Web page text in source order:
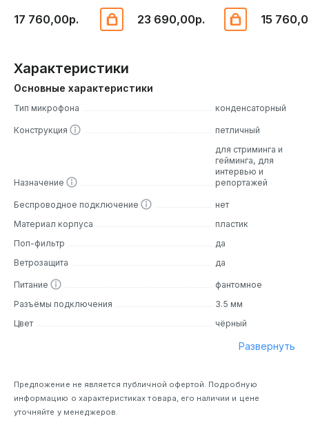
17 760,00р. 23 690,00р. 15
Характеристики
Основные характеристики
Тип микрофона конденсаторный
Конструкция петличный
Назначение
для стриминга и
гейминга, для
интервью и
репортажей
Беспроводное подключение
нет
Материал корпуса
пластик
Поп-фильтр
да
Ветрозащита
да
Питание
фантомное
Разъёмы подключения
3.5 мм
Цвет
чёрный
Развернуть
Предложение не является публичной офертой. Подробную
информацию о характеристиках товара, его наличии и цене
уточняйте у менеджеров.